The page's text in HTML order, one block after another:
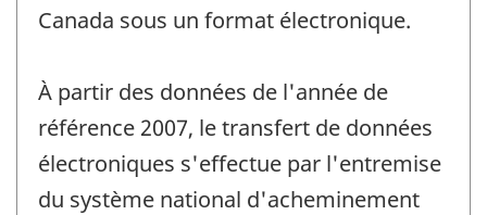
Canada sous un format électronique.
À partir des données de l'année de
référence 2007, le transfert de données
électroniques s'effectue par l'entremise
du système national d'acheminement